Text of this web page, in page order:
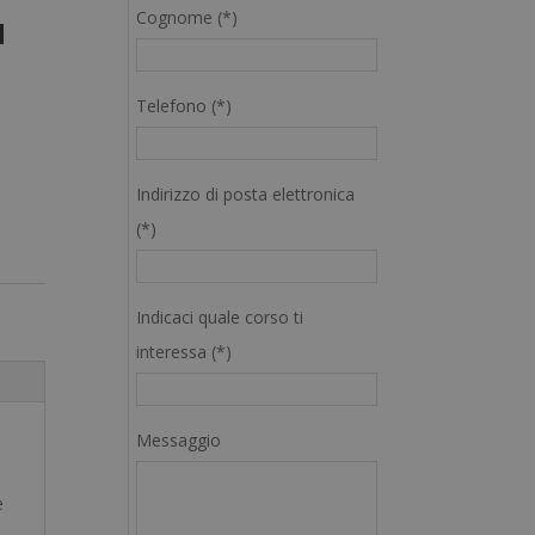
Cognome (*)
Telefono (*)
Indirizzo di posta elettronica
(*)
Indicaci quale corso ti
interessa (*)
Messaggio